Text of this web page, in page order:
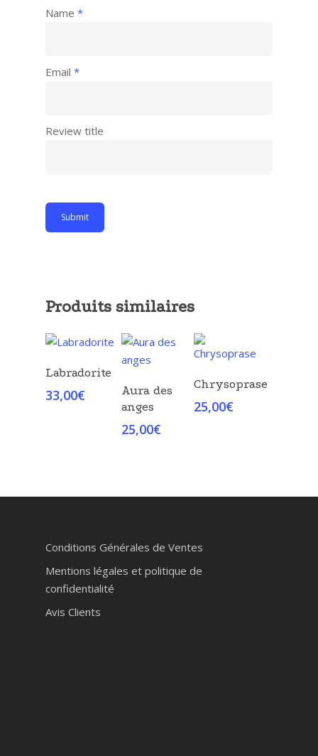
Name *
Email *
Review title
Produits similaires
Choix Des
Labradorite
33,00€
Choix Des
Aura des
anges
25,00€
Options
Chrysoprase
25,00€
Conditions Générales de Ventes
Mentions légales et politique de
confidentialité
Avis Clients